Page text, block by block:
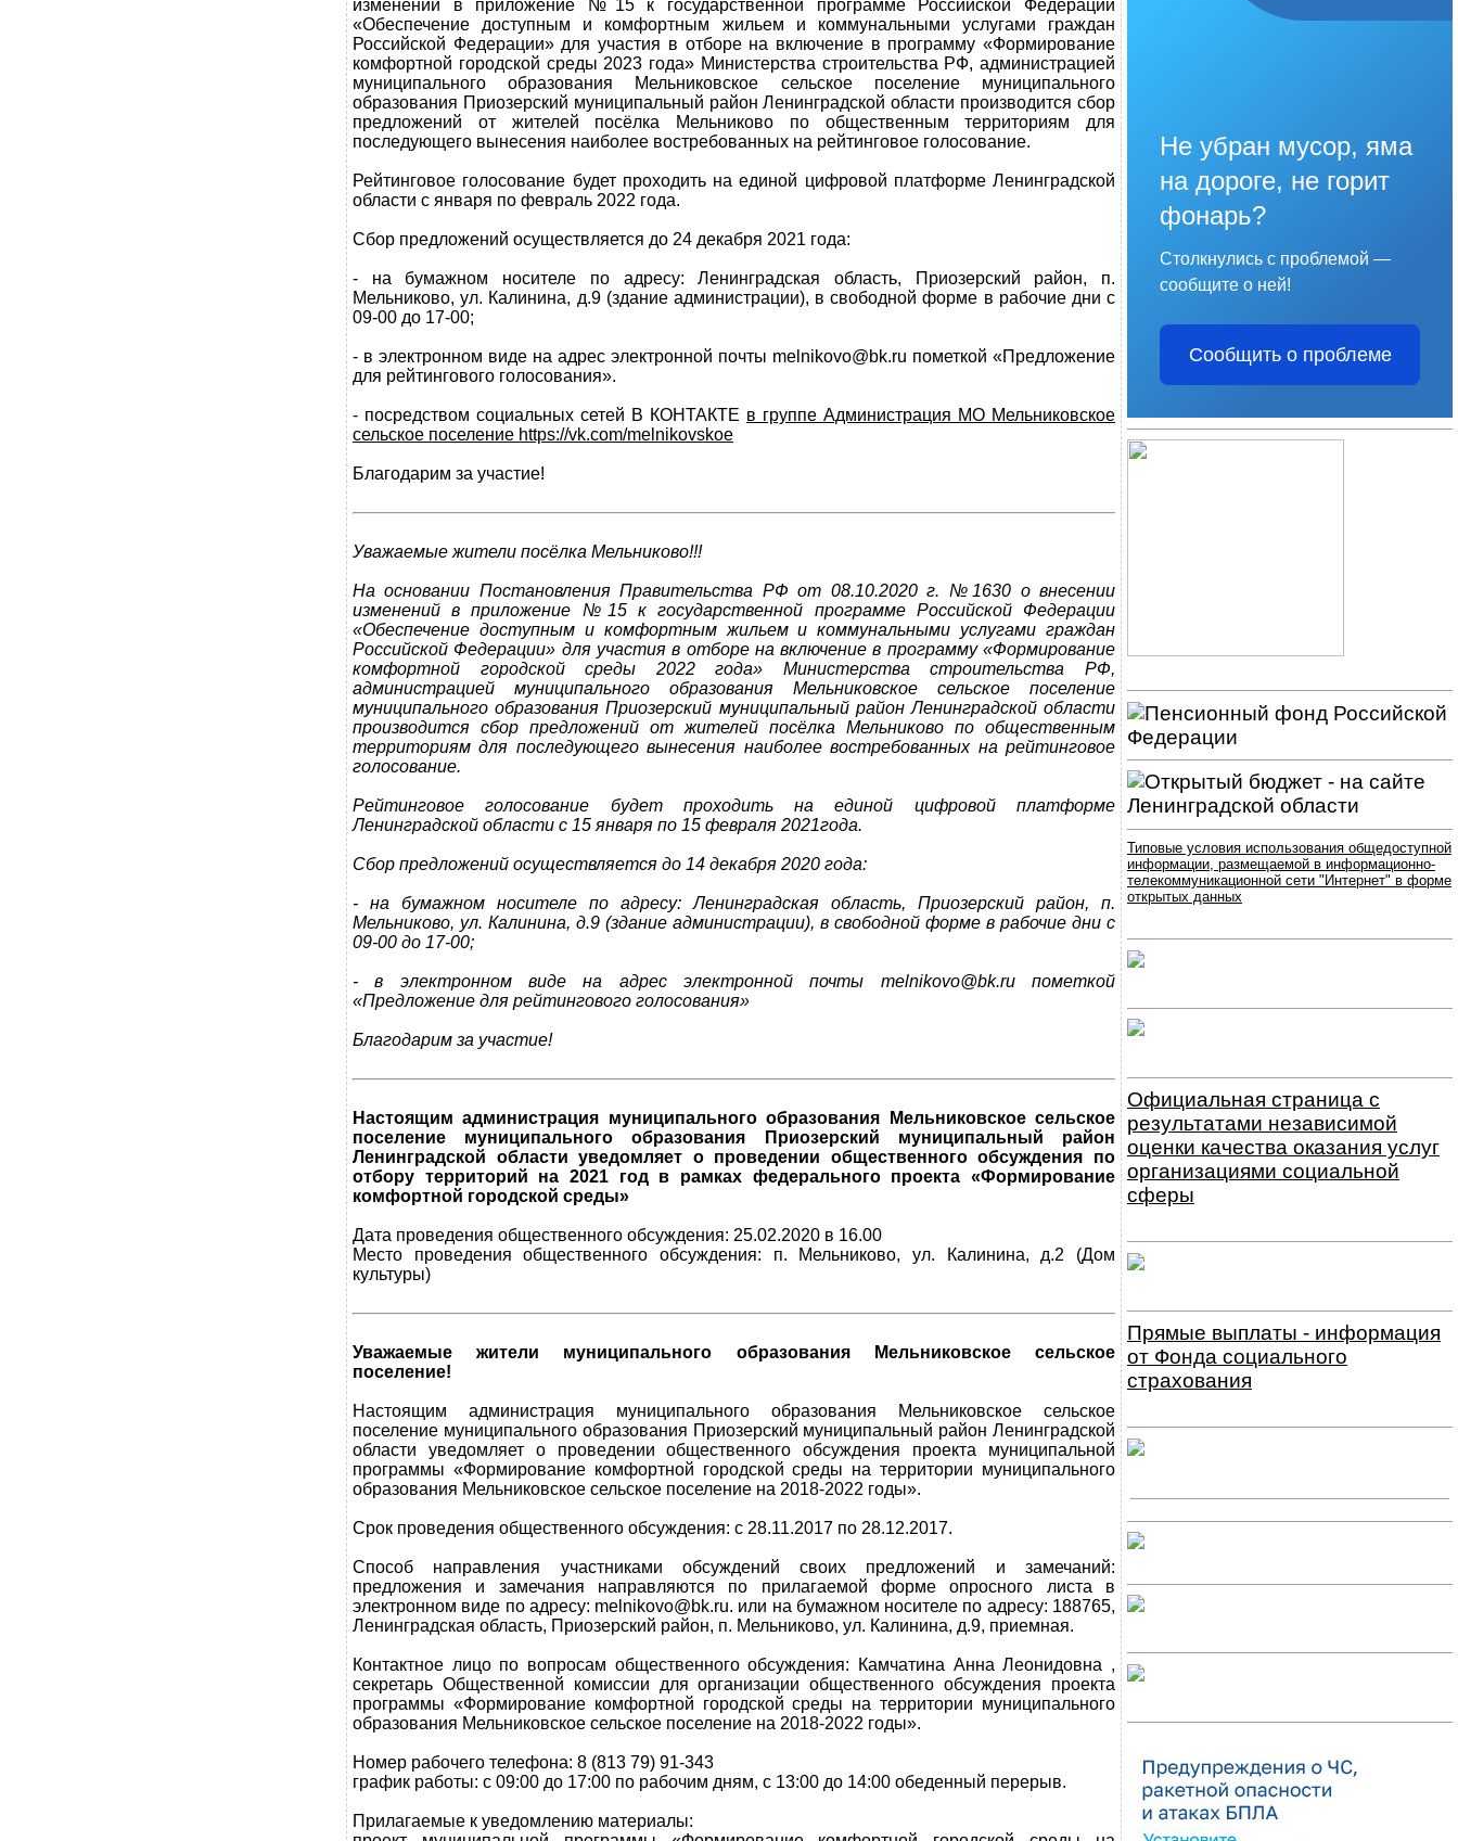
изменений в приложение №15 к государственной программе Российской Федерации
«Обеспечение доступным и комфортным жильем и коммунальными услугами граждан
Российской Федерации» для участия в отборе на включение в программу «Формирование
комфортной городской среды 2023 года» Министерства строительства РФ, администрацией
муниципального образования Мельниковское сельское поселение муниципального
образования Приозерский муниципальный район Ленинградской области производится сбор
предложений от жителей посёлка Мельниково по общественным территориям для
последующего вынесения наиболее востребованных на рейтинговое голосование.
Рейтинговое голосование будет проходить на единой цифровой платформе Ленинградской
области с января по февраль 2022 года.
Сбор предложений осуществляется до 24 декабря 2021 года:
- на бумажном носителе по адресу: Ленинградская область, Приозерский район, п.
Мельниково, ул. Калинина, д.9 (здание администрации), в свободной форме в рабочие дни с
09-00 до 17-00;
- в электронном виде на адрес электронной почты melnikovo@bk.ru пометкой «Предложение
для рейтингового голосования».
- посредством социальных сетей В КОНТАКТЕ в группе Администрация МО Мельниковское
сельское поселение https://vk.com/melnikovskoe
Благодарим за участие!
Уважаемые жители посёлка Мельниково!!!
На основании Постановления Правительства РФ от 08.10.2020 г. №1630 о внесении
изменений в приложение №15 к государственной программе Российской Федерации
«Обеспечение доступным и комфортным жильем и коммунальными услугами граждан
Российской Федерации» для участия в отборе на включение в программу «Формирование
комфортной городской среды 2022 года» Министерства строительства РФ,
администрацией муниципального образования Мельниковское сельское поселение
муниципального образования Приозерский муниципальный район Ленинградской области
производится сбор предложений от жителей посёлка Мельниково по общественным
территориям для последующего вынесения наиболее востребованных на рейтинговое
голосование.
Рейтинговое голосование будет проходить на единой цифровой платформе
Ленинградской области с 15 января по 15 февраля 2021года.
Сбор предложений осуществляется до 14 декабря 2020 года:
- на бумажном носителе по адресу: Ленинградская область, Приозерский район, п.
Мельниково, ул. Калинина, д.9 (здание администрации), в свободной форме в рабочие дни с
09-00 до 17-00;
- в электронном виде на адрес электронной почты melnikovo@bk.ru пометкой
«Предложение для рейтингового голосования»
Благодарим за участие!
Настоящим администрация муниципального образования Мельниковское сельское
поселение муниципального образования Приозерский муниципальный район
Ленинградской области уведомляет о проведении общественного обсуждения по
отбору территорий на 2021 год в рамках федерального проекта «Формирование
комфортной городской среды»
Дата проведения общественного обсуждения: 25.02.2020 в 16.00
Место проведения общественного обсуждения: п. Мельниково, ул. Калинина, д.2 (Дом
культуры)
Уважаемые жители муниципального образования Мельниковское сельское
поселение!
Настоящим администрация муниципального образования Мельниковское сельское
поселение муниципального образования Приозерский муниципальный район Ленинградской
области уведомляет о проведении общественного обсуждения проекта муниципальной
программы «Формирование комфортной городской среды на территории муниципального
образования Мельниковское сельское поселение на 2018-2022 годы».
Срок проведения общественного обсуждения: с 28.11.2017 по 28.12.2017.
Способ направления участниками обсуждений своих предложений и замечаний:
предложения и замечания направляются по прилагаемой форме опросного листа в
электронном виде по адресу: melnikovo@bk.ru. или на бумажном носителе по адресу: 188765,
Ленинградская область, Приозерский район, п. Мельниково, ул. Калинина, д.9, приемная.
Контактное лицо по вопросам общественного обсуждения: Камчатина Анна Леонидовна ,
секретарь Общественной комиссии для организации общественного обсуждения проекта
программы «Формирование комфортной городской среды на территории муниципального
образования Мельниковское сельское поселение на 2018-2022 годы».
Номер рабочего телефона: 8 (813 79) 91-343
график работы: с 09:00 до 17:00 по рабочим дням, с 13:00 до 14:00 обеденный перерыв.
Прилагаемые к уведомлению материалы:
Не убран мусор, яма
на дороге, не горит
фонарь?
Столкнулись с проблемой —
сообщите о ней!
Сообщить о проблеме
Типовые условия использования общедоступной
информации, размещаемой в информационно-
телекоммуникационной сети "Интернет" в форме
открытых данных
Официальная страница с
результатами независимой
оценки качества оказания услуг
организациями социальной
сферы
Прямые выплаты - информация
от Фонда социального
страхования